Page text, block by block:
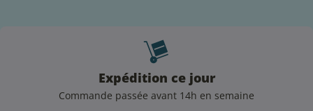
Rebouchez le flacon après chaque usage
Vérifiez la DLUO (Date Limite d'Utilisation Optimale) :
la date dépassée ne signifie pas "périmé" mais c'est
le moment auquel votre e-liquide pourrait voir sa
force aromatique décliner
Expédition ce jour
Commande passée avant 14h en semaine